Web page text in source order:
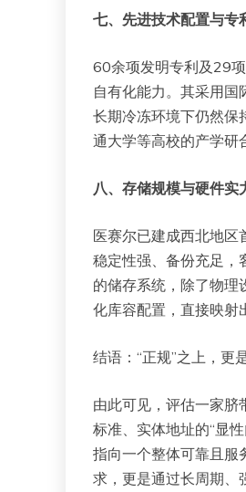
七、先进技术配置与专
60余项发明专利及29
自有化能力。其采用
长期冷冻环境下仍然
通大学等高校的产学研
八、存储规模与硬件实
医赛尔已建成西北地区
稳定性强、备份充足，
的储存系统，除了物理
化库容配置，直接映射
结语：“正规”之上，更
由此可见，评估一家脐
标准、实体地址的“显
指向一个整体可靠且服
求，更是通过长周期、